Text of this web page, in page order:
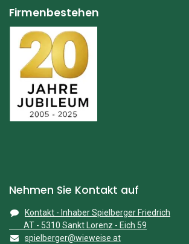
Firmenbestehen
Nehmen Sie Kontakt auf
Kontakt - Inhaber Spielberger Friedrich
AT - 5310 Sankt Lorenz - Eich 59
spielberger@wieweise.at